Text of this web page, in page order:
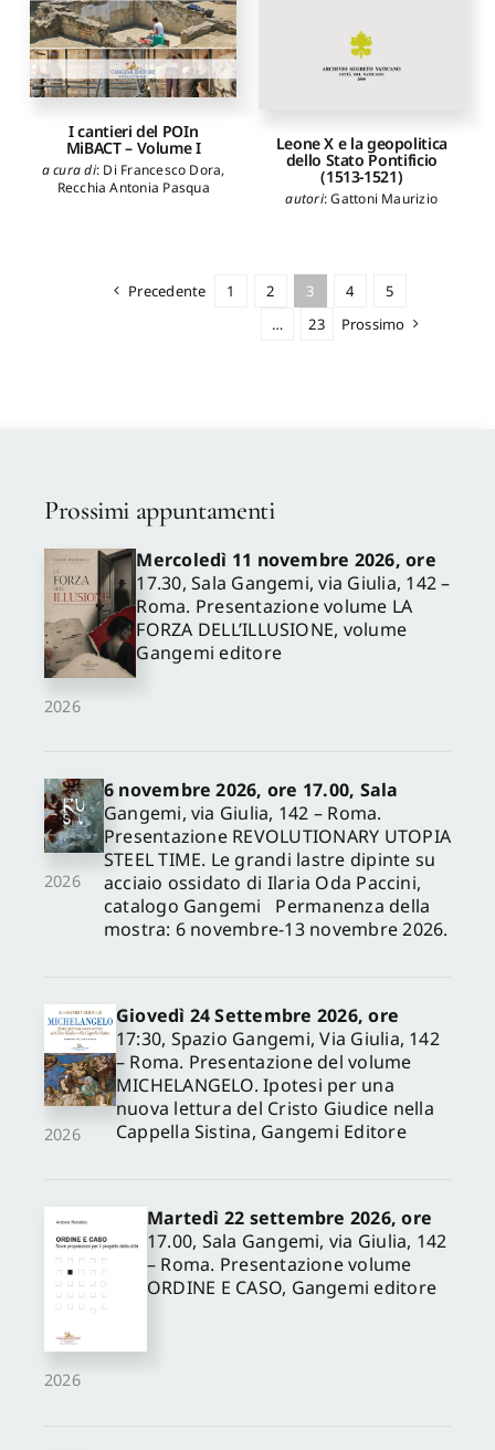
I cantieri del POIn
MiBACT – Volume I
a cura di: Di Francesco Dora,
Recchia Antonia Pasqua
Leone X e la geopolitica
dello Stato Pontificio
(1513-1521)
autori:Gattoni Maurizio
Precedente 1 2 3 4
5
…
23 Prossimo
Prossimi appuntamenti
2026
Mercoledì 11 novembre 2026, ore
17.30, Sala Gangemi, via Giulia, 142 –
Roma. Presentazione volume LA
FORZA DELL’ILLUSIONE, volume
Gangemi editore
2026
6 novembre 2026, ore 17.00, Sala
Gangemi, via Giulia, 142 – Roma.
Presentazione REVOLUTIONARY UTOPIA
STEEL TIME. Le grandi lastre dipinte su
acciaio ossidato di Ilaria Oda Paccini,
catalogo Gangemi Permanenza della
mostra: 6 novembre-13 novembre 2026.
2026
Giovedì 24 Settembre 2026, ore
17:30, Spazio Gangemi, Via Giulia, 142
– Roma. Presentazione del volume
MICHELANGELO. Ipotesi per una
nuova lettura del Cristo Giudice nella
Cappella Sistina, Gangemi Editore
2026
Martedì 22 settembre 2026, ore
17.00, Sala Gangemi, via Giulia, 142
– Roma. Presentazione volume
ORDINE E CASO, Gangemi editore